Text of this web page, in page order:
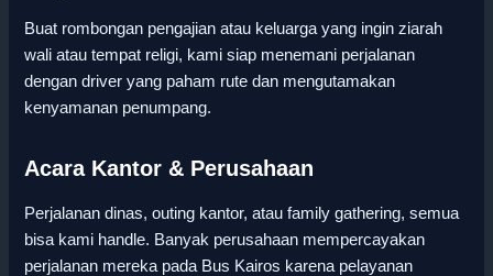
Buat rombongan pengajian atau keluarga yang ingin ziarah
wali atau tempat religi, kami siap menemani perjalanan
dengan driver yang paham rute dan mengutamakan
kenyamanan penumpang.
Acara Kantor & Perusahaan
Perjalanan dinas, outing kantor, atau family gathering, semua
bisa kami handle. Banyak perusahaan mempercayakan
perjalanan mereka pada Bus Kairos karena pelayanan